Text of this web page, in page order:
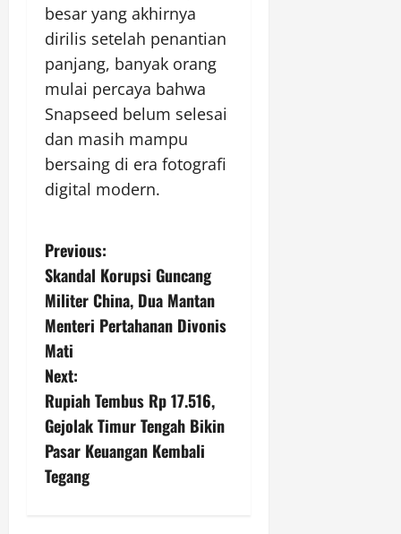
besar yang akhirnya
dirilis setelah penantian
panjang, banyak orang
mulai percaya bahwa
Snapseed belum selesai
dan masih mampu
bersaing di era fotografi
digital modern.
P
o
s
t
n
a
v
Previous:
Skandal Korupsi Guncang
Militer China, Dua Mantan
Menteri Pertahanan Divonis
Mati
Next:
Rupiah Tembus Rp 17.516,
Gejolak Timur Tengah Bikin
Pasar Keuangan Kembali
Tegang